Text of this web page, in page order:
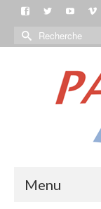
Menu